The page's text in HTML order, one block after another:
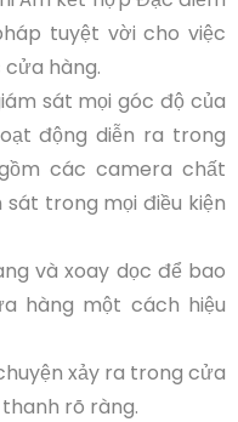
tuyệt vời cho việc
hàng.
sát mọi góc độ của
động diễn ra trong
các camera chất
trong mọi điều kiện
và xoay dọc để bao
hàng một cách hiệu
xảy ra trong cửa
rõ ràng.